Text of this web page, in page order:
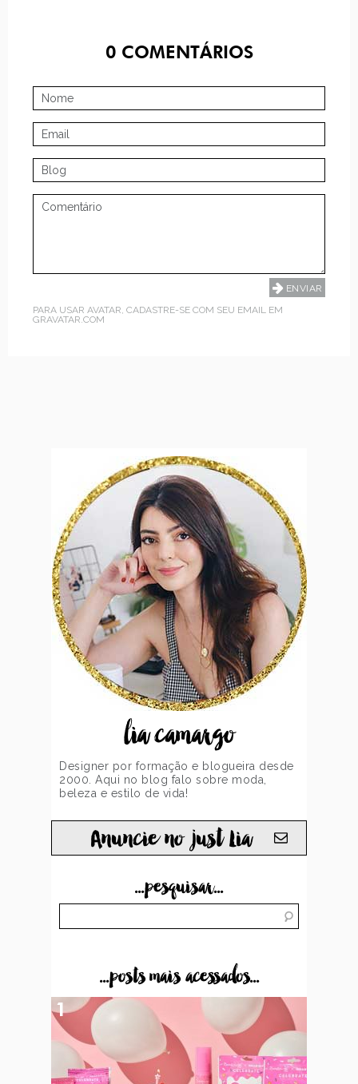
0COMENTÁRIOS
PARA USAR AVATAR, CADASTRE-SE COM SEU EMAIL EM
GRAVATAR.COM
lia camargo
Designer por formação e blogueira desde
2000. Aqui no blog falo sobre moda,
beleza e estilo de vida!
Anuncie no just Lia
...pesquisar...
...posts mais acessados...
1